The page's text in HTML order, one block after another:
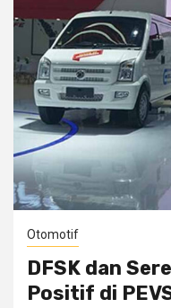
Otomotif
DFSK dan
Positif di